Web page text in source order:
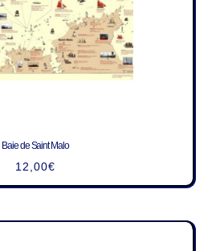
Baie de Saint Malo
12,00€